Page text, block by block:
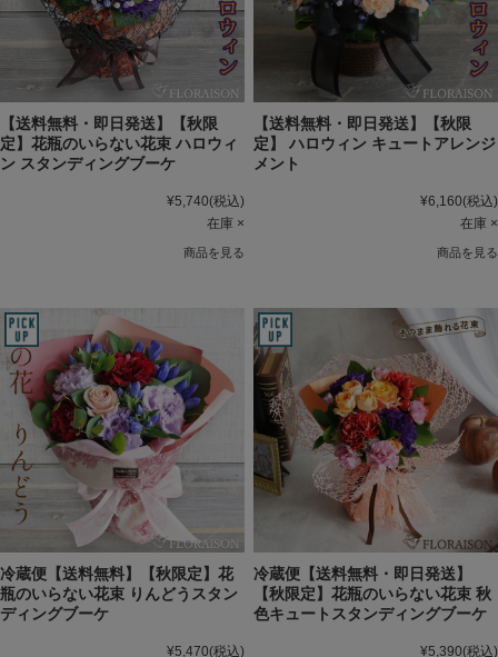
【送料無料・即日発送】【秋限
定】花瓶のいらない花束 ハロウィ
ン スタンディングブーケ
¥5,740(税込)
在庫 ×
商品を見る
【送料無料・即日発送】【秋限
定】 ハロウィン キュートアレンジ
メント
¥6,160(税込)
在庫 ×
商品を見る
冷蔵便【送料無料】【秋限定】花
瓶のいらない花束 りんどうスタン
ディングブーケ
¥5,470(税込)
冷蔵便【送料無料・即日発送】
【秋限定】花瓶のいらない花束 秋
色キュートスタンディングブーケ
¥5,390(税込)